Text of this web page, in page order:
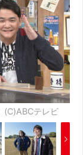
(C)ABCテレビ